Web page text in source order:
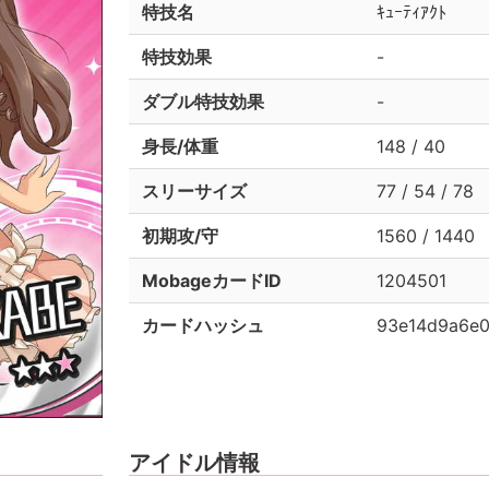
特技名 ｷｭｰﾃｨｱｸﾄ
特技効果 -
ダブル特技効果 -
身長/体重 148 / 40
スリーサイズ 77 / 54 / 78
初期攻/守 1560 / 1440
MobageカードID 1204501
カードハッシュ
アイドル情報